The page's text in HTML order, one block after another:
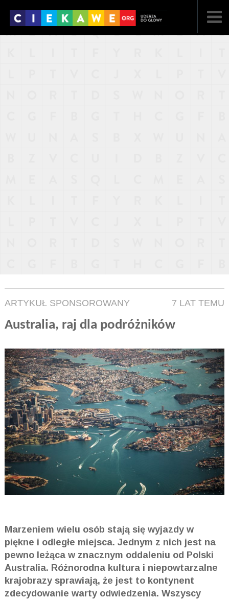
ARTYKUŁ SPONSOROWANY 7 LAT TEMU
Australia, raj dla podróżników
Marzeniem wielu osób stają się wyjazdy w
piękne i odległe miejsca. Jednym z nich jest na
pewno leżąca w znacznym oddaleniu od Polski
Australia. Różnorodna kultura i niepowtarzalne
krajobrazy sprawiają, że jest to kontynent
zdecydowanie warty odwiedzenia. Wszyscy